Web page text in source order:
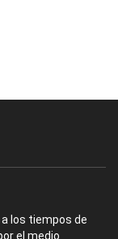
los tiempos de
el medio